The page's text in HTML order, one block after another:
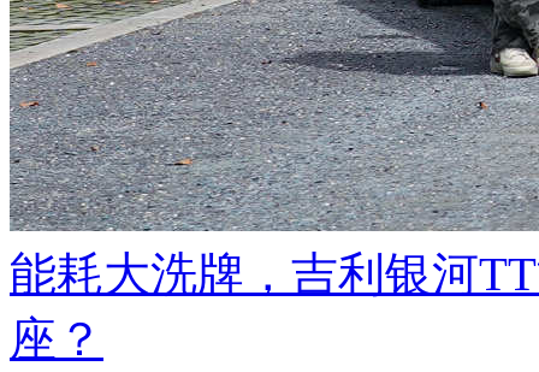
能耗大洗牌，吉利银河
座？